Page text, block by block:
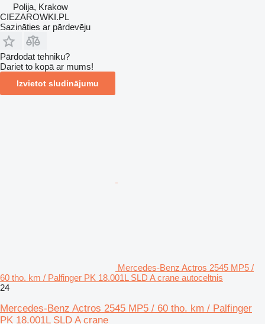
Polija, Krakow
CIEZAROWKI.PL
Sazināties ar pārdevēju
Pārdodat tehniku?
Dariet to kopā ar mums!
Izvietot sludinājumu
Mercedes-Benz Actros 2545 MP5 /
60 tho. km / Palfinger PK 18.001L SLD A crane autoceltnis
24
Mercedes-Benz Actros 2545 MP5 / 60 tho. km / Palfinger
PK 18.001L SLD A crane